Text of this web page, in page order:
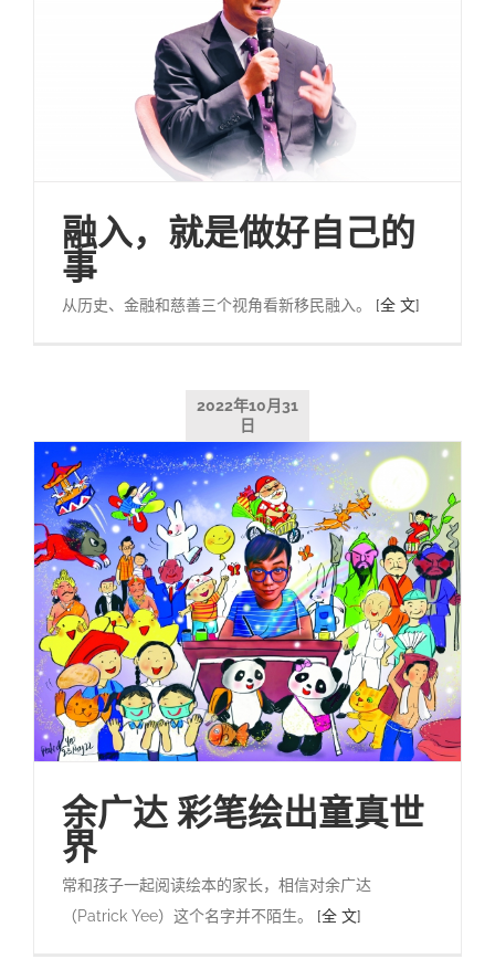
融入，就是做好自己的
事
从历史、金融和慈善三个视角看新移民融入。 [全 文]
2022年10月31
日
余广达 彩笔绘出童真世
界
常和孩子一起阅读绘本的家长，相信对余广达
（Patrick Yee）这个名字并不陌生。 [全 文]